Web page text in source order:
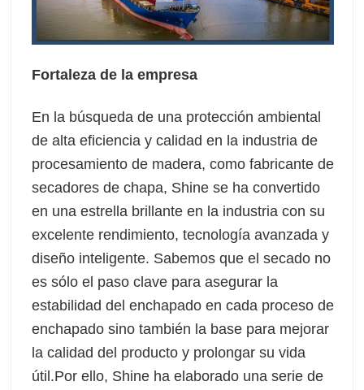
Fortaleza de la empresa
En la búsqueda de una protección ambiental
de alta eficiencia y calidad en la industria de
procesamiento de madera, como fabricante de
secadores de chapa, Shine se ha convertido
en una estrella brillante en la industria con su
excelente rendimiento, tecnología avanzada y
diseño inteligente. Sabemos que el secado no
es sólo el paso clave para asegurar la
estabilidad del enchapado en cada proceso de
enchapado sino también la base para mejorar
la calidad del producto y prolongar su vida
útil.Por ello, Shine ha elaborado una serie de